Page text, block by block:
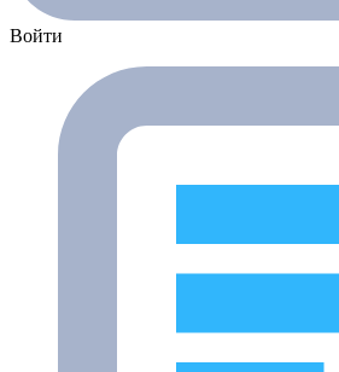
Войти